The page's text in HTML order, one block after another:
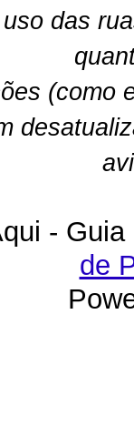
das
(como
-
de